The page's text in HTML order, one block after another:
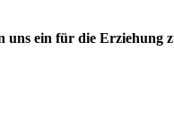
uns ein für die Erziehung